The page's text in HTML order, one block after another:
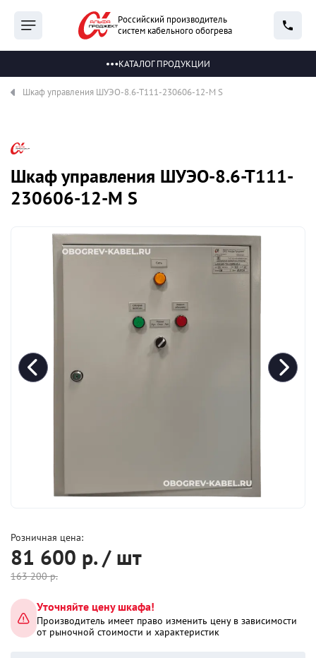
Российский производитель
систем кабельного обогрева
КАТАЛОГ ПРОДУКЦИИ
Шкаф управления ШУЭО-8.6-Т111-230606-12-М S
Шкаф управления ШУЭО-8.6-Т111-
230606-12-М S
Розничная цена:
81 600 р. / шт
163 200р.
Уточняйте цену шкафа!
Производитель имеет право изменить цену в зависимости
от рыночной стоимости и характеристик